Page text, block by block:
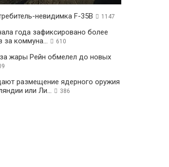
невидимка F-35B 1147
года зафиксировано более
за коммуна...
610
жары Рейн обмелел до новых
размещение ядерного оружия
или Ли...
386